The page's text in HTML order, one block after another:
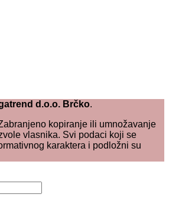
d.o.o. Brčko.
kopiranje ili umnožavanje
vlasnika. Svi podaci koji se
karaktera i podložni su